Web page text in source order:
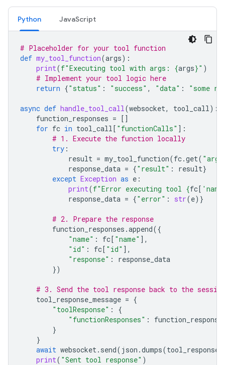
Python JavaScript
# Placeholder for your tool function
def my_tool_function(args):
print(f"Executing tool with args: {args}" )
# Implement your tool logic here
return {"status" : "success" , "data" : "some
async def handle_tool_call(websocket, tool_call):
function_responses = []
for fc in tool_call[ "functionCalls" ]:
# 1. Execute the function locally
try :
result = my_tool_function(fc.get(
response_data = {"result" : result}
except Exception as e :
print(f"Error executing tool {fc[
response_data = {"error" : str(e)}
# 2. Prepare the response
function_responses .append({
"name" : fc[ "name" ],
"id" : fc[ "id" ],
"response" :
response_data
})
# 3. Send the tool response back to the session
tool_response_message = {
"toolResponse" :
{
"functionResponses" :
}
}
await websocket. send( json .dumps(
print( "Sent tool response" )